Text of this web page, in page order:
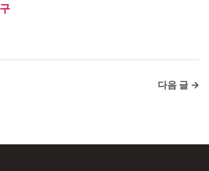
다음 글 →